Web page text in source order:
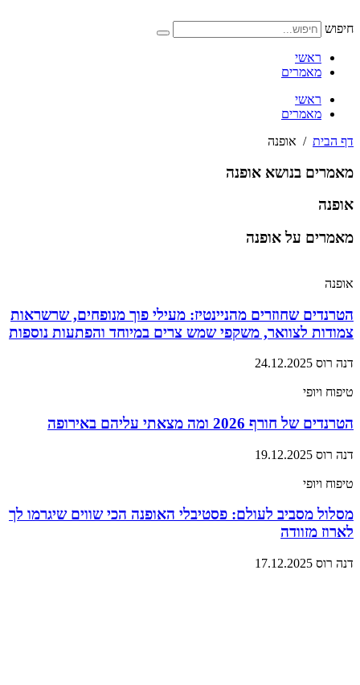
לתוכן
חיפוש
ראשי
מאמרים
ראשי
מאמרים
דף הבית / אופנה
מאמרים בנושא אופנה
אופנה
מאמרים על אופנה
אופנה
הטרנדים שחוזרים מהניינטיז: מעילי פוך מנופחים, שרשראות
צמודות לצוואר, משקפי שמש צרים במיוחד והפתעות נוספות
דנה רוס 24.12.2025
טיפוח ויופי
הטרנדים של חורף 2026 ומה מצאתי עליהם באירופה
דנה רוס 19.12.2025
טיפוח ויופי
מסלול מסביב לעולם: פסטיבלי האופנה הכי שווים שיגרמו לך
לארוז מזוודה
דנה רוס 17.12.2025